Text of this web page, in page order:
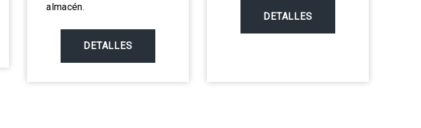
almacén.
DETALLES
DETALLES